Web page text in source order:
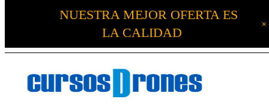
NUESTRA MEJOR OFERTA ES
LA CALIDAD